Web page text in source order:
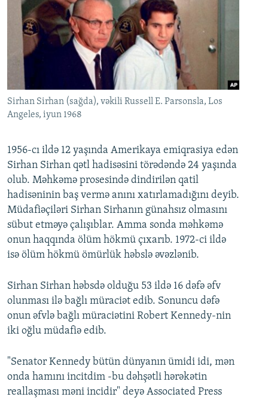
Sirhan Sirhan (sağda), vəkili Russell E. Parsonsla, Los
Angeles, iyun 1968
1956-cı ildə 12 yaşında Amerikaya emiqrasiya edən
Sirhan Sirhan qətl hadisəsini törədəndə 24 yaşında
olub. Məhkəmə prosesində dindirilən qatil
hadisəninin baş vermə anını xatırlamadığını deyib.
Müdafiəçiləri Sirhan Sirhanın günahsız olmasını
sübut etməyə çalışıblar. Amma sonda məhkəmə
onun haqqında ölüm hökmü çıxarıb. 1972-ci ildə
isə ölüm hökmü ömürlük həbslə əvəzlənib.
Sirhan Sirhan həbsdə olduğu 53 ildə 16 dəfə əfv
olunması ilə bağlı müraciət edib. Sonuncu dəfə
onun əfvlə bağlı müraciətini Robert Kennedy-nin
iki oğlu müdafiə edib.
"Senator Kennedy bütün dünyanın ümidi idi, mən
onda hamını incitdim -bu dəhşətli hərəkətin
reallaşması məni incidir" deyə Associated Press